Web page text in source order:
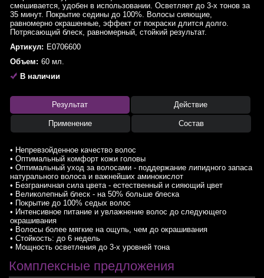
смешивается, удобен в использовании. Осветляет до 3-х тонов за
35 минут. Покрытие седины до 100%. Волосы сияющие,
равномерно окрашенные, эффект от покраски длится долго.
Потрясающий блеск, равномерный, стойкий результат.
Артикул: E0706600
Объем: 60 мл.
В наличии
Результат Действие
Применение Состав
• Непревзойденное качество волос
• Оптимальный комфорт кожи головы
• Оптимальный уход за волосами - поддержание липидного запаса
натурального волоса и важнейших аминокислот
• Безграничная сила цвета - естественный и сияющий цвет
• Великолепный блеск - на 50% больше блеска
• Покрытие до 100% седых волос
• Интенсивное питание и увлажнение волос до следующего
окрашивания
• Волосы более мягкие на ощупь, чем до окрашивания
• Стойкость: до 6 недель
• Мощность осветления до 3-х уровней тона
Комплексные предложения